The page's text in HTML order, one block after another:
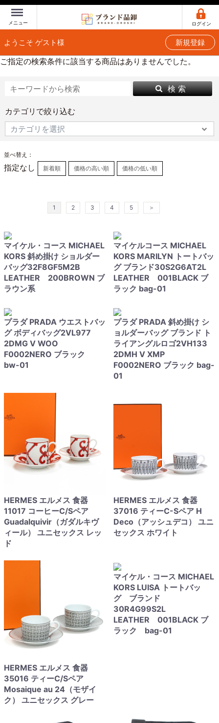
Menu
メニュー ログイン
ようこそ ゲスト様 新規登録
ご指定の検索条件に該当する商品はありませんでした。
検 索
カテゴリで絞り込む
並べ替え：
指定なし 新着順 価格の高い順 価格の低い順
1 2 3 4 5 ＞
マイケル・コース MICHAEL
KORS 斜め掛け ショルダー
バッグ32F8GF5M2B
LEATHER 200BROWN ブ
ラウン系
マイケルコース MICHAEL
KORS MARILYN トートバッ
グ ブランド30S2G6AT2L
LEATHER 001BLACK ブ
ラック bag-01
プラダ PRADA ウエストバッ
グ ボディバッグ2VL977
2DMG V WOO
F0002NERO ブラック
bw-01
プラダ PRADA 斜め掛け シ
ョルダーバッグ ブランド ト
ライアングルロゴ2VH133
2DMH V XMP
F0002NERO ブラック bag-
01
HERMES エルメス 食器
11017 コーヒーC/Sペア
Guadalquivir（ガダルキヴ
ィール） ユニセックス レッ
ド
HERMES エルメス 食器
37016 ティーC-Sペア H
Deco（アッシュデコ） ユニ
セックス ホワイト
HERMES エルメス 食器
35016 ティーC/Sペア
Mosaique au 24（モザイ
ク） ユニセックス グレー
マイケル・コース MICHAEL
KORS LUISA トートバッ
グ ブランド
30R4G99S2L
LEATHER 001BLACK ブ
ラック bag-01